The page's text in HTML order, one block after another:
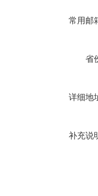
常用邮
省
详细地
补充说